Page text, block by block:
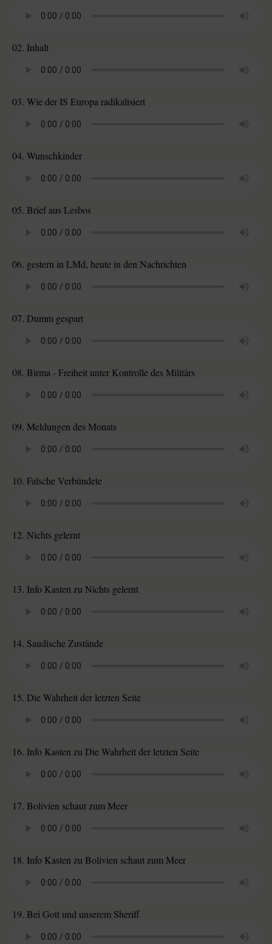
02. Inhalt
03. Wie der IS Europa radikalisiert
04. Wunschkinder
05. Brief aus Lesbos
06. gestern in LMd, heute in den Nachrichten
07. Dumm gespart
08. Birma - Freiheit unter Kontrolle des Militärs
09. Meldungen des Monats
10. Falsche Verbündete
12. Nichts gelernt
13. Info Kasten zu Nichts gelernt
14. Saudische Zustände
15. Die Wahrheit der letzten Seite
16. Info Kasten zu Die Wahrheit der letzten Seite
17. Bolivien schaut zum Meer
18. Info Kasten zu Bolivien schaut zum Meer
19. Bei Gott und unserem Sheriff